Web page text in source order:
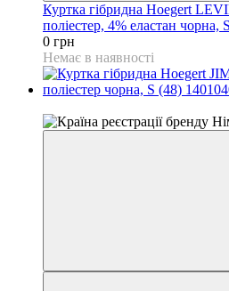
Куртка гібридна Hoegert
поліестер, 4% еластан чорна,
0 грн
Немає в наявності